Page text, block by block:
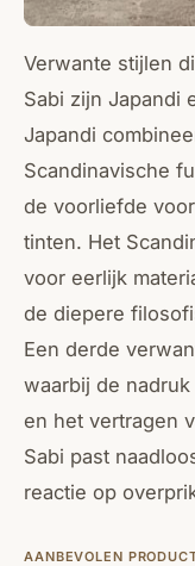
Verwante stijlen
Sabi zijn Japandi
Japandi
Scandinavische
de voorliefde
tinten. Het
voor eerlijk
de diepere
Een derde
waarbij de
en het vertragen
Sabi past
reactie op
AANBEVOLEN